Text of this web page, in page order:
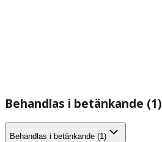
Behandlas i betänkande (1)
Behandlas i betänkande (1)